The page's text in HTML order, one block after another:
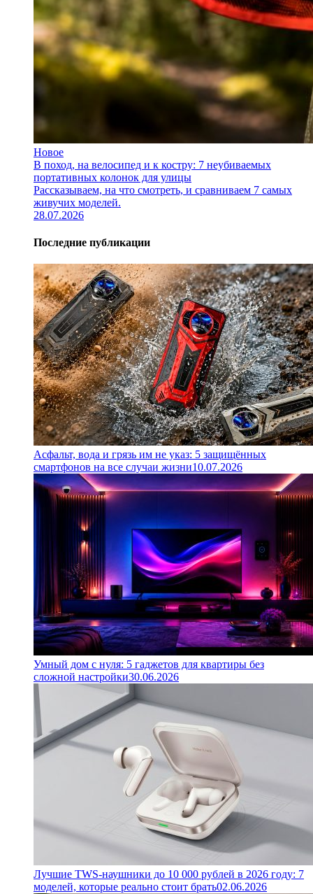
Новое
В поход, на велосипед и к костру: 7 неубиваемых
портативных колонок для улицы
Рассказываем, на что смотреть, и сравниваем 7 самых
живучих моделей.
28.07.2026
Последние публикации
Асфальт, вода и грязь им не указ: 5 защищённых
смартфонов на все случаи жизни10.07.2026
Умный дом с нуля: 5 гаджетов для квартиры без
сложной настройки30.06.2026
Лучшие TWS-наушники до 10 000 рублей в 2026 году: 7
моделей, которые реально стоит брать02.06.2026